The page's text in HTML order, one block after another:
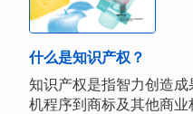
什么是知识产权？
知识产权是指智力创造
机程序到商标及其他商